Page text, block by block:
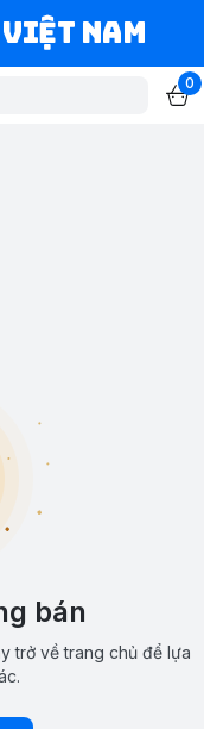
Nam
0
bán
trở về trang chủ để lựa